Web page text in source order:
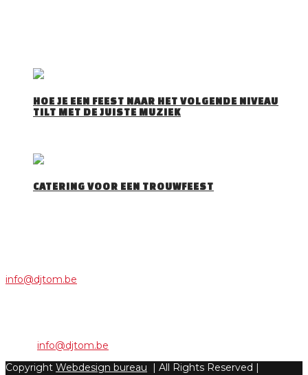
HOE JE EEN FEEST NAAR HET VOLGENDE NIVEAU
TILT MET DE JUISTE MUZIEK
CATERING VOOR EEN TROUWFEEST
info@djtom.be
info@djtom.be
Copyright Webdesign bureau | All Rights Reserved |